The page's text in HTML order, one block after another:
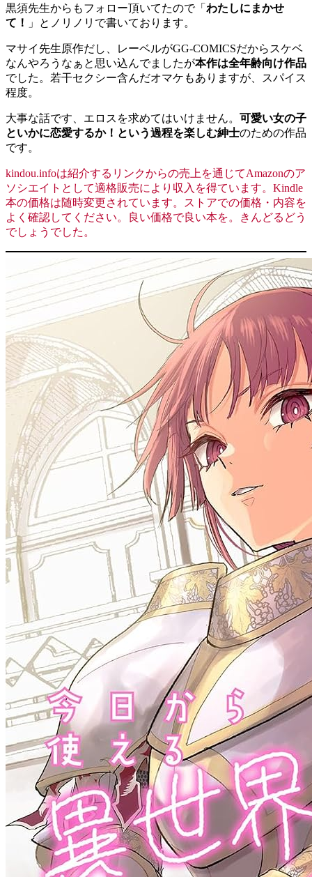
黒須先生からもフォロー頂いてたので「 わたしにまかせ
て！
」とノリノリで書いております。
マサイ先生原作だし、レーベルがGG-COMICSだからスケベ
なんやろうなぁと思い込んでましたが本作は全年齢向け作品
でした。若干セクシー含んだオマケもありますが、スパイス
程度。
大事な話です、エロスを求めてはいけません。 可愛い女の子
といかに恋愛するか！という過程を楽しむ紳士のための作品
です。
kindou.infoは紹介するリンクからの売上を通じてAmazonのア
ソシエイトとして適格販売により収入を得ています。Kindle
本の価格は随時変更されています。ストアでの価格・内容を
よく確認してください。良い価格で良い本を。きんどるどう
でしょうでした。